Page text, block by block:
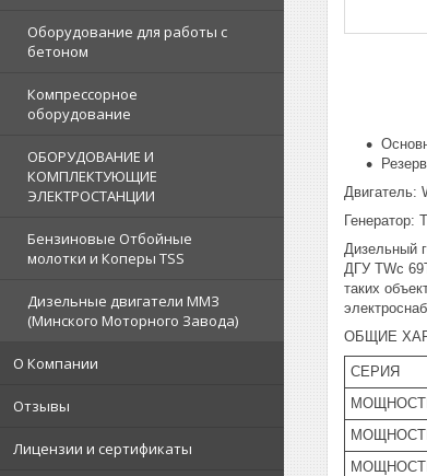
Оборудование для работы с
бетоном
Компрессорное
оборудование
ОБОРУДОВАНИЕ И
КОМПЛЕКТУЮЩИЕ
ЭЛЕКТРОСТАНЦИИ
Бензиновые Отбойные
молотки и Коперы TSS
Дизельные двигатели ММЗ
(Минского Моторного Завода)
О Компании
Отзывы
Лицензии и сертификаты
Двигатель:
Генератор:
Дизельный
ДГУ TWc
таких
ОБЩИЕ
СЕРИЯ